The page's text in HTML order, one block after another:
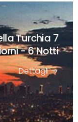
Turchia 7
- 6 Notti
Dettagli